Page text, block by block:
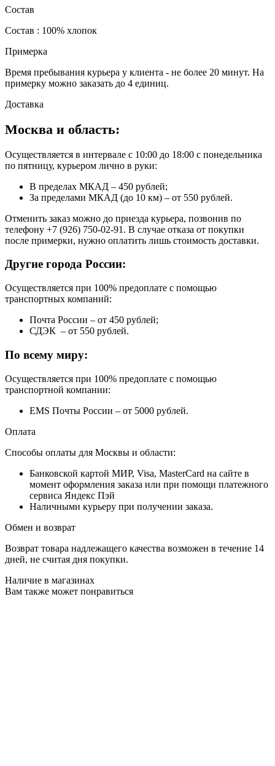
Состав
Состав : 100% хлопок
Примерка
Время пребывания курьера у клиента - не более 20 минут. На
примерку можно заказать до 4 единиц.
Доставка
Москва и область:
Осуществляется в интервале с 10:00 до 18:00 с понедельника
по пятницу, курьером лично в руки:
В пределах МКАД – 450 рублей;
За пределами МКАД (до 10 км) – от 550 рублей.
Отменить заказ можно до приезда курьера, позвонив по
телефону +7 (926) 750-02-91. В случае отказа от покупки
после примерки, нужно оплатить лишь стоимость доставки.
Другие города России:
Осуществляется при 100% предоплате с помощью
транспортных компаний:
Почта России – от 450 рублей;
СДЭК – от 550 рублей.
По всему миру:
Осуществляется при 100% предоплате с помощью
транспортной компании:
EMS Почты России – от 5000 рублей.
Оплата
Способы оплаты для Москвы и области:
Банковской картой МИР, Visa, MasterCard на сайте в
момент оформления заказа или при помощи платежного
сервиса Яндекс Пэй
Наличными курьеру при получении заказа.
Обмен и возврат
Возврат товара надлежащего качества возможен в течение 14
дней, не считая дня покупки.
Наличие в магазинах
Вам также может понравиться